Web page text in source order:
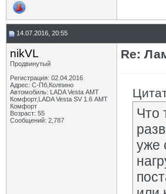
14.07.2016, 20:55
nikVL
Продвинутый
Регистрация: 02.04.2016
Адрес: С-Пб,Колпино
Автомобиль: LADA Vesta АМТ
Комфорт,LADA Vesta SV 1.6 АМТ
Комфорт
Возраст: 55
Сообщений: 2,787
Re:
Что
уже